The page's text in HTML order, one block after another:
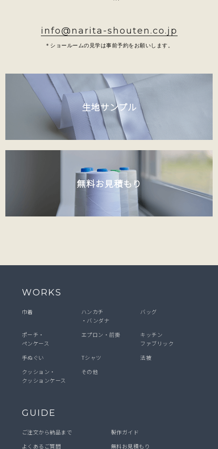
info@narita-shouten.co.jp
＊ショールームの見学は事前予約をお願いします。
生地サンプル
無料お見積もり
WORKS
巾着
ハンカチ
・バンダナ
バッグ
ポーチ・
ペンケース
エプロン・前掛
キッチン
ファブリック
手ぬぐい
Tシャツ
法被
クッション・
クッションケース
その他
GUIDE
ご注文から納品まで
製作ガイド
よくあるご質問
無料お見積もり